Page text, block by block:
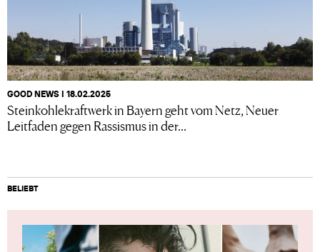
GOOD NEWS I 18.02.2025
Steinkohlekraftwerk in Bayern geht vom Netz, Neuer
Leitfaden gegen Rassismus in der...
BELIEBT